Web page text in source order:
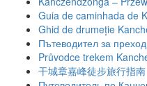
Guia de caminhada de
Ghid de drumeție
Пътеводител за
Průvodce trekem
干城章嘉峰徒步旅行指南